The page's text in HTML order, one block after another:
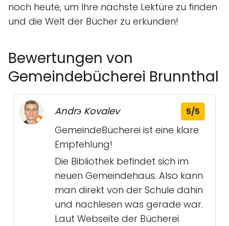
noch heute, um Ihre nächste Lektüre zu finden
und die Welt der Bücher zu erkunden!
Bewertungen von
Gemeindebücherei Brunnthal
Andrэ Kovalev 5/5
GemeindeBücherei ist eine klare
Empfehlung!
Die Bibliothek befindet sich im
neuen Gemeindehaus. Also kann
man direkt von der Schule dahin
und nachlesen was gerade war.
Laut Webseite der Bücherei